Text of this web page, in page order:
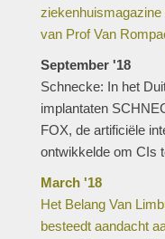
van Prof Van
September '18
Schnecke: In het
implantaten
FOX, de artificiële
ontwikkelde om CIs
March '18
Het Belang Van
besteedt aandacht